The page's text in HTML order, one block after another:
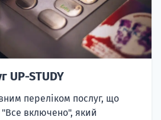
UP-STUDY
переліком послуг, що
"Все включено", який